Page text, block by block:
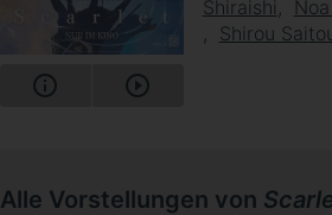
Shiraishi
Shirou
Alle Vorstellungen von